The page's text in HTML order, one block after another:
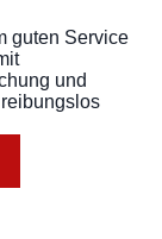
guten Service
und